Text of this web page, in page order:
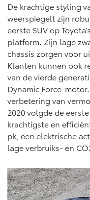
De krachtige styling
weerspiegelt zijn
eerste SUV op
platform. Zijn lage
chassis zorgen voor
Klanten kunnen ook
van de vierde
Dynamic Force-
verbetering van
2020 volgde de
krachtigste en
pk, een elektrische
lage verbruiks- en